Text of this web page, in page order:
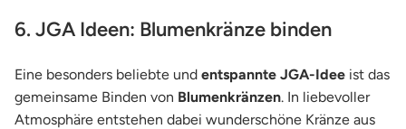
6. JGA Ideen: Blumenkränze binden
Eine besonders beliebte und entspannte JGA-Idee ist das
gemeinsame Binden von Blumenkränzen. In liebevoller
Atmosphäre entstehen dabei wunderschöne Kränze aus